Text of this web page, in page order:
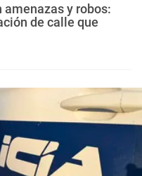
y robos:
de calle que